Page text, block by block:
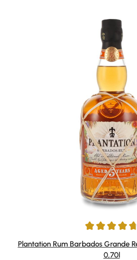
Durchschnittliche Bewertung von
Plantation Rum Barbados Grande
0,70l